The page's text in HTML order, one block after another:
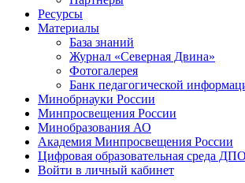
Ресурсы
Материалы
База знаний
Журнал «Северная Двина»
Фотогалерея
Банк педагогической
Минобрнауки России
Минпросвещения России
Минобразования АО
Академия Минпросвещения России
Цифровая образовательная среда ДПО
Войти в личный кабинет